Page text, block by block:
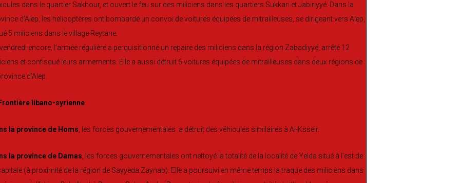
dans le quartier Sakhour, et ouvert le feu sur des miliciens dans les quartiers Sukkari et Jabiriyyé. Dans la
d’Alep, les hélicoptères ont bombardé un convoi de voitures équipées de mitrailleuses, se dirigeant vers Alep,
5 miliciens dans le village Reytane.
encore, l’armée régulière a perquisitionné un repaire des miliciens dans la région Zabadiyyé, arrêté 12
et confisqué leurs armements. Elle a aussi détruit 6 voitures équipées de mitrailleuses dans deux régions de
d’Alep.
la province de Homs , les forces gouvernementales a détruit des véhicules similaires à Al-Ksseir.
la province de Damas , les forces gouvernementales ont nettoyé la totalité de la localité de Yelda situé à l’est de
(à proximité de la région de Sayyeda Zaynab). Elle a poursuivi en même temps la traque des miliciens dans